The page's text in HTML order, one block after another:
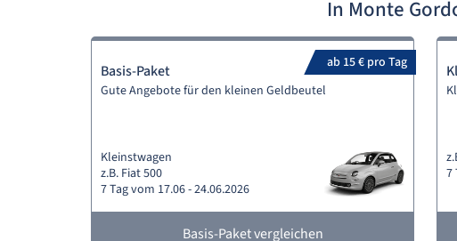
In Monte
ab 15 € pro Tag
Basis-Paket
Gute Angebote für den kleinen Geldbeutel
Kleinstwagen
z.B. Fiat 500
7 Tag vom 17.06 - 24.06.2026
Basis-Paket vergleichen
7